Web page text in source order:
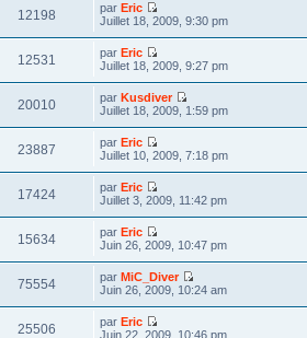
12198 parEric
Juillet 18, 2009, 9:30 pm
12531 parEric
Juillet 18, 2009, 9:27 pm
20010 parKusdiver
Juillet 18, 2009, 1:59 pm
23887 parEric
Juillet 10, 2009, 7:18 pm
17424 parEric
Juillet 3, 2009, 11:42 pm
15634 parEric
Juin 26, 2009, 10:47 pm
75554 parMiC_Diver
Juin 26, 2009, 10:24 am
25506 parEric
Juin 22, 2009, 10:46 pm